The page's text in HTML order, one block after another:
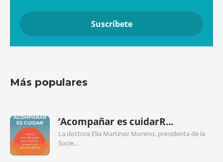
Más populares
‘Acompañar es cuidarR...
La doctora Elia Martínez Moreno, presidenta de la
Socie...